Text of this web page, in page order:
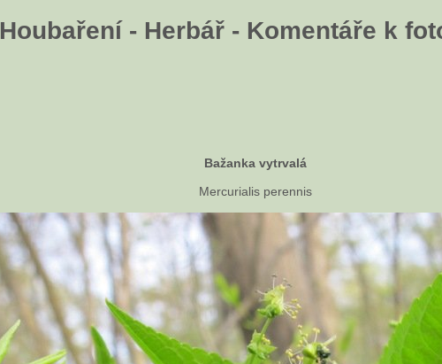
Houbaření - Herbář - Komentáře k
Bažanka vytrvalá
Mercurialis perennis